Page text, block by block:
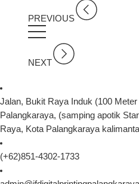
PREVIOUS
NEXT
Jalan, Bukit Raya Induk (100
Palangkaraya, (samping apotik
Raya, Kota Palangkaraya
(+62)851-4302-1733